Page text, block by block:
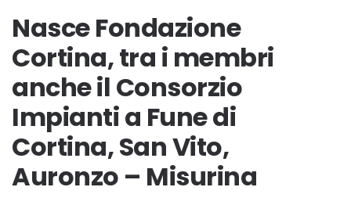
Nasce Fondazione
Cortina, tra i membri
anche il Consorzio
Impianti a Fune di
Cortina, San Vito,
Auronzo – Misurina